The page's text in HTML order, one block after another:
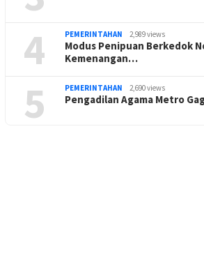
4 PEMERINTAHAN 2,989 views
Modus Penipuan Berkedok
Kemenangan…
5 PEMERINTAHAN 2,690 views
Pengadilan Agama Metro